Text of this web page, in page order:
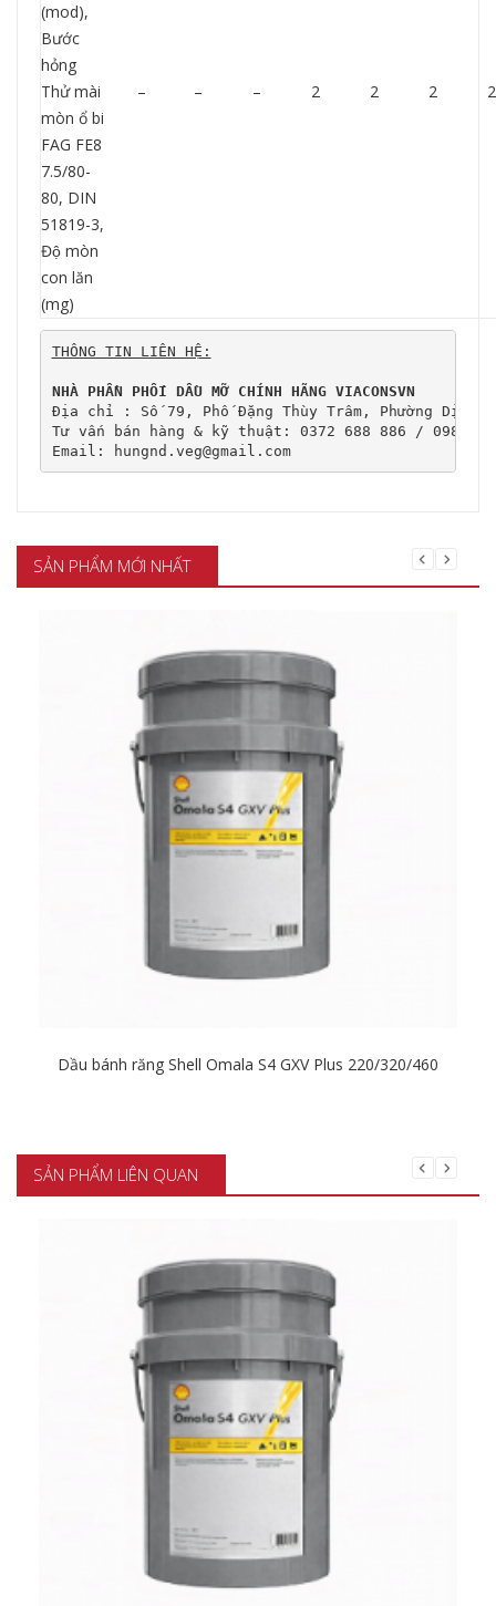
(mod),
Bước
hỏng
Thử mài
mòn ổ bi
FAG FE8
7.5/80-
80, DIN
51819-3,
Độ mòn
con lăn
(mg)
– – – 2 2 2 2
THÔNG TIN LIÊN HỆ:
NHÀ PHẦN PHỐI DẦU MỠ CHÍNH HÃNG VIACONSVN
Địa chỉ : Số 79, Phố Đặng Thùy Trâm, Phường Dịch
Tư vấn bán hàng & kỹ thuật: 0372 688 886 / 0989
Email: hungnd.veg@gmail.com
SẢN PHẨM MỚI NHẤT
Dầu bánh răng Shell Omala S4 GXV Plus 220/320/460
SẢN PHẨM LIÊN QUAN